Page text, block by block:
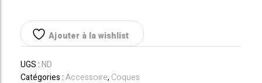
Coque
en
silicone
Ajouter à la wishlist
UGS :ND
Catégories :Accessoire, Coques